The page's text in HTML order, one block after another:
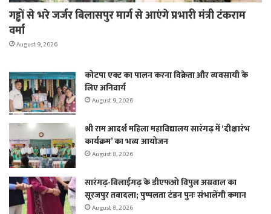
गड्ढों से भरे जर्जर बिलासपुर मार्ग से आएंगे प्रभारी मंत्री टंकराम
वर्मा
August 9, 2026
कोटपा एक्ट का पालन करना विक्रेता और व्यवसायी के
लिए अनिवार्य
August 9, 2026
श्री राम आदर्श महिला महाविद्यालय सारंगढ़ में ‘दीक्षारंभ
कार्यक्रम’ का भव्य आयोजन
August 8, 2026
सारंगढ़-बिलाईगढ़ के डीएफओ विपुल अग्रवाल का
सूरजपुर तबादला; पुष्पलता टंडन पुनः संभालेंगी कमान
August 8, 2026